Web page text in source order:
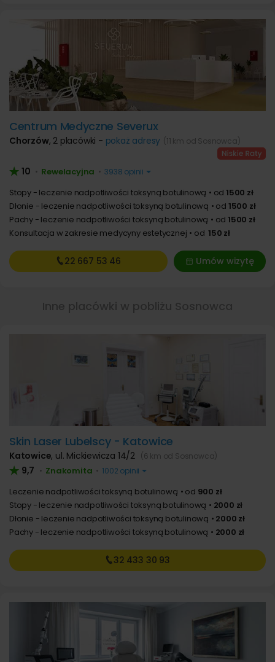
Centrum Medyczne Severux
Chorzów, 2 placówki - pokaż adresy (11 km od Sosnowca)
10 • Rewelacyjna • 3938 opinii
Stopy - leczenie nadpotliwości toksyną botulinową od 1500 zł
Dłonie - leczenie nadpotliwości toksyną botulinową
od 1500 zł
Pachy - leczenie nadpotliwości toksyną botulinową
od 1500 zł
Konsultacja w zakresie medycyny estetycznej
od 150 zł
Umów wizytę
22 667 53 46
Skin Laser Lubelscy - Katowice
Katowice, ul. Mickiewicza 14/2 (6 km od Sosnowca)
9,7 • Znakomita • 1002 opinii
Leczenie nadpotliwości toksyną botulinową od 900 zł
Stopy - leczenie nadpotliwości toksyną botulinową
2000 zł
Dłonie - leczenie nadpotliwości toksyną botulinową
2000 zł
Pachy - leczenie nadpotliwości toksyną botulinową
2000 zł
32 433 30 93